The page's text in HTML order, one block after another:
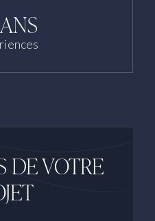
DE VOTRE